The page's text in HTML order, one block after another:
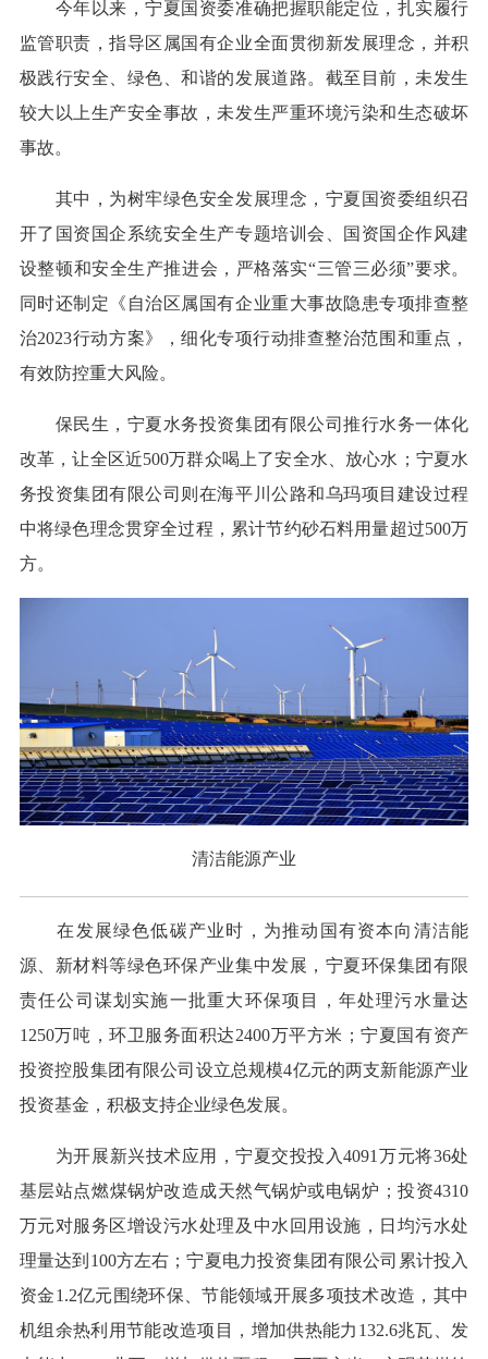
今年以来，宁夏国资委准确把握职能定位，扎实履行
监管职责，指导区属国有企业全面贯彻新发展理念，并积
极践行安全、绿色、和谐的发展道路。截至目前，未发生
较大以上生产安全事故，未发生严重环境污染和生态破坏
事故。
其中，为树牢绿色安全发展理念，宁夏国资委组织召
开了国资国企系统安全生产专题培训会、国资国企作风建
设整顿和安全生产推进会，严格落实“三管三必须”要求。
同时还制定《自治区属国有企业重大事故隐患专项排查整
治2023行动方案》，细化专项行动排查整治范围和重点，
有效防控重大风险。
保民生，宁夏水务投资集团有限公司推行水务一体化
改革，让全区近500万群众喝上了安全水、放心水；宁夏水
务投资集团有限公司则在海平川公路和乌玛项目建设过程
中将绿色理念贯穿全过程，累计节约砂石料用量超过500万
方。
清洁能源产业
在发展绿色低碳产业时，为推动国有资本向清洁能
源、新材料等绿色环保产业集中发展，宁夏环保集团有限
责任公司谋划实施一批重大环保项目，年处理污水量达
1250万吨，环卫服务面积达2400万平方米；宁夏国有资产
投资控股集团有限公司设立总规模4亿元的两支新能源产业
投资基金，积极支持企业绿色发展。
为开展新兴技术应用，宁夏交投投入4091万元将36处
基层站点燃煤锅炉改造成天然气锅炉或电锅炉；投资4310
万元对服务区增设污水处理及中水回用设施，日均污水处
理量达到100方左右；宁夏电力投资集团有限公司累计投入
资金1.2亿元围绕环保、节能领域开展多项技术改造，其中
机组余热利用节能改造项目，增加供热能力132.6兆瓦、发